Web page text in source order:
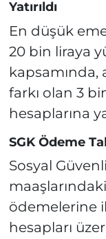
Yatırıldı
En düşük
20 bin liraya
kapsamında,
farkı olan 3
hesaplarına
SGK Ödeme
Sosyal
ödemelerine
hesapları